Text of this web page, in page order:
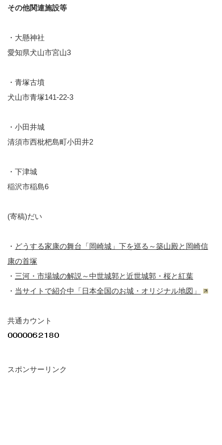
その他関連施設等
・大懸神社
愛知県犬山市宮山3
・青塚古墳
犬山市青塚141-22-3
・小田井城
清須市西枇杷島町小田井2
・下津城
稲沢市稲島6
(寄稿)だい
・ どうする家康の舞台「岡崎城」下を巡る～築山殿と岡崎信
康の首塚
・ 三河・市場城の解説～中世城郭と近世城郭・桜と紅葉
・ 当サイトで紹介中「日本全国のお城・オリジナル地図」
共通カウント
スポンサーリンク